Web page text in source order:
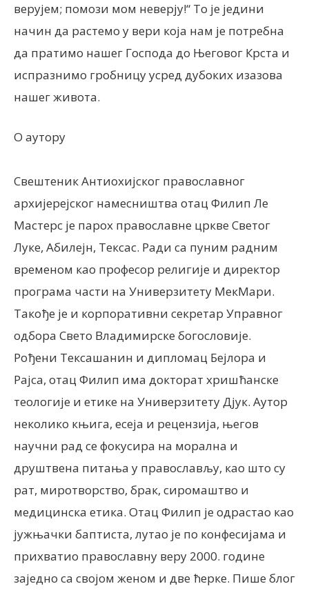
верујем; помози мом неверју!“ То је једини
начин да растемо у вери која нам је потребна
да пратимо нашег Господа до Његовог Крста и
испразнимо гробницу усред дубоких изазова
нашег живота.
О аутору
Свештеник Антиохијског православног
архијерејског намесништва отац Филип Ле
Мастерс је парох православне цркве Светог
Луке, Абилејн, Тексас. Ради са пуним радним
временом као професор религије и директор
програма части на Универзитету МекМари.
Такође је и корпоративни секретар Управног
одбора Свето Владимирске богословије.
Рођени Тексашанин и дипломац Бејлора и
Рајса, отац Филип има докторат хришћанске
теологије и етике на Универзитету Дјук. Аутор
неколико књига, есеја и рецензија, његов
научни рад се фокусира на морална и
друштвена питања у православљу, као што су
рат, миротворство, брак, сиромаштво и
медицинска етика. Отац Филип је одрастао као
јужњачки баптиста, лутао је по конфесијама и
прихватио православну веру 2000. године
заједно са својом женом и две ћерке. Пише блог